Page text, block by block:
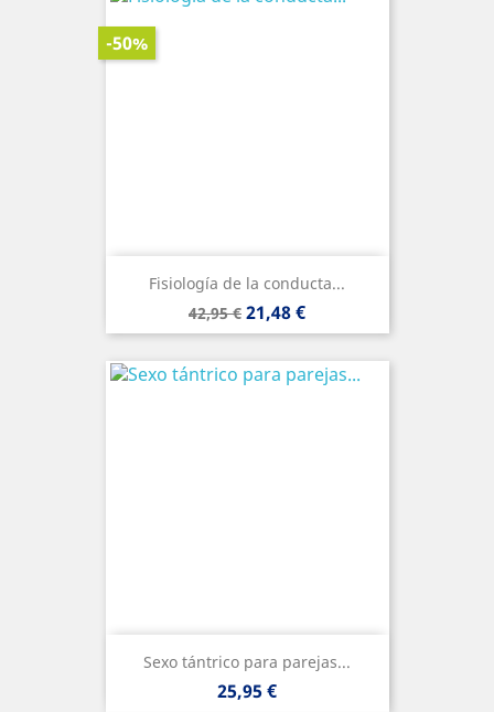
Fisiología de la conducta...
Precio
base
42,95 €
-50%
Precio
21,48 €
Sexo tántrico para parejas...
Precio
25,95 €